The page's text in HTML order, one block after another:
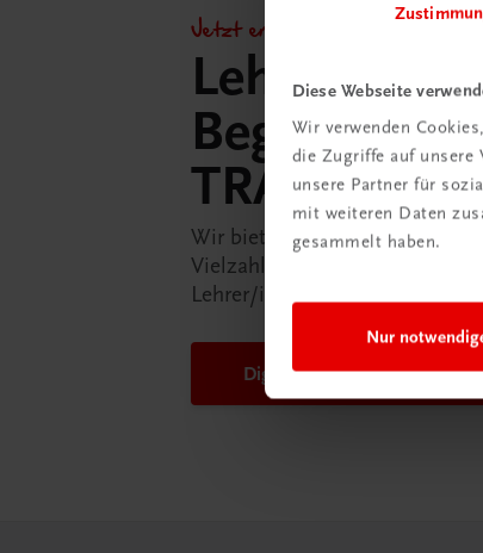
Diese Webseite
Wir verwenden
die Zugriffe auf unsere
unsere Partner für
mit weiteren Daten
gesammelt haben.
Nur
Jetzt entdecken!
Lehrer/
TRAUNER-
Wir bieten Ihnen in der
Vielzahl an Services an, die Ihr
Lehrer/in ein Stück einfacher
DigiBox für Lehrer/innen